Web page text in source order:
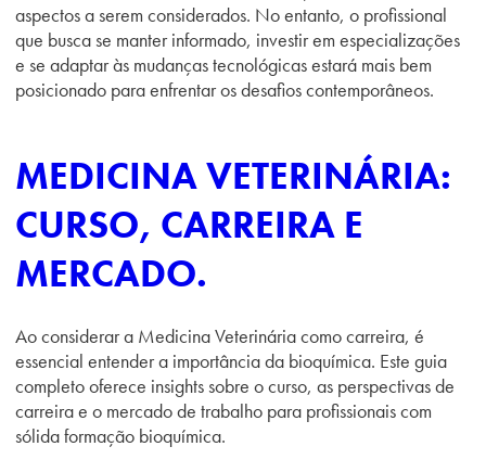
aspectos a serem considerados. No entanto, o profissional
que busca se manter informado, investir em especializações
e se adaptar às mudanças tecnológicas estará mais bem
posicionado para enfrentar os desafios contemporâneos.
MEDICINA VETERINÁRIA:
CURSO, CARREIRA E
MERCADO.
Ao considerar a Medicina Veterinária como carreira, é
essencial entender a importância da bioquímica. Este guia
completo oferece insights sobre o curso, as perspectivas de
carreira e o mercado de trabalho para profissionais com
sólida formação bioquímica.